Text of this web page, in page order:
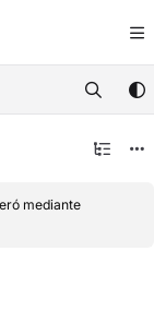
further.
mediante